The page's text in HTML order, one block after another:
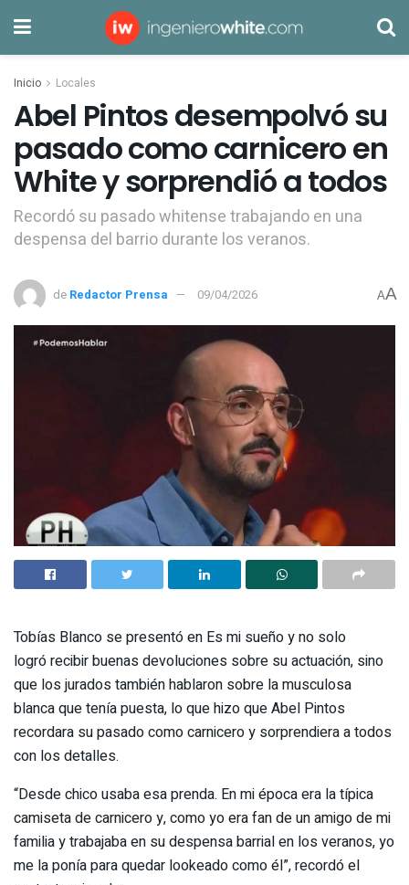
Inicio Locales
Abel Pintos desempolvó su
pasado como carnicero en
White y sorprendió a todos
Recordó su pasado whitense trabajando en una
despensa del barrio durante los veranos.
de Redactor Prensa 09/04/2026 AA
Tobías Blanco se presentó en Es mi sueño y no solo
logró recibir buenas devoluciones sobre su actuación, sino
que los jurados también hablaron sobre la musculosa
blanca que tenía puesta, lo que hizo que Abel Pintos
recordara su pasado como carnicero y sorprendiera a todos
con los detalles.
“Desde chico usaba esa prenda. En mi época era la típica
camiseta de carnicero y, como yo era fan de un amigo de mi
familia y trabajaba en su despensa barrial en los veranos, yo
me la ponía para quedar lookeado como él”, recordó el